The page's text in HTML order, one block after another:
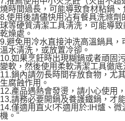
燒時間過長，可能導致食材粘鍋、
8.使用後請儘快用沾有餐具洗滌
球等硬質清潔工具淸洗，可能導
乾燥處。
9.避免用冷水直接沖洗高溫鍋具，
溫水清洗，或放置冷卻。
10.如果烹飪時出現糊鍋或者頑固
變軟，然後使用柔軟淸潔工具徹底
11.鍋內請勿長時間存放食物，尤
生腐蝕作用。
12.產品遇熱會發燙，請小心使用
13,請務必要開鍋及養護鐵鍋，才
14.僅適用直火!不適用於:IH爐、
機。"